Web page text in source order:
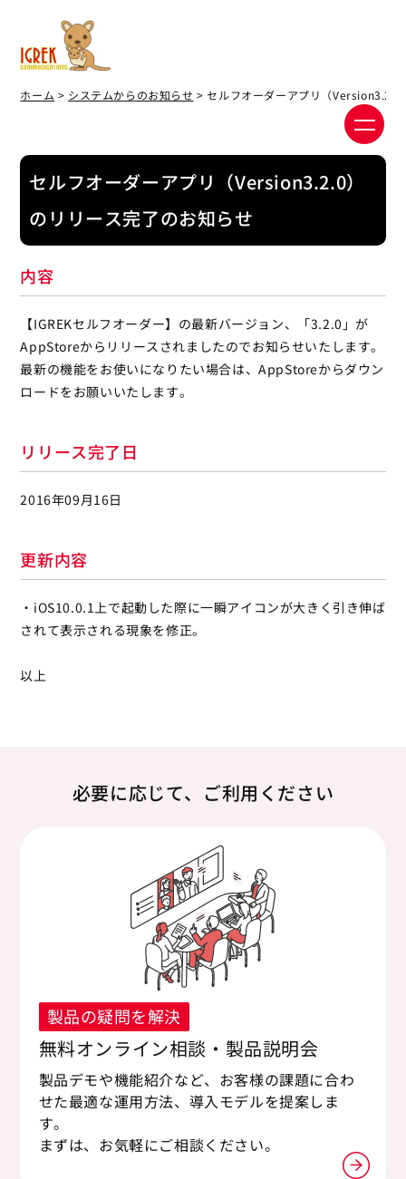
ホーム > システムからのお知らせ > セルフオーダーアプリ（Version3.2.0
セルフオーダーアプリ（Version3.2.0）
のリリース完了のお知らせ
内容
【IGREKセルフオーダー】の最新バージョン、「3.2.0」が
AppStoreからリリースされましたのでお知らせいたします。
最新の機能をお使いになりたい場合は、AppStoreからダウン
ロードをお願いいたします。
リリース完了日
2016年09月16日
更新内容
・iOS10.0.1上で起動した際に一瞬アイコンが大きく引き伸ば
されて表示される現象を修正。
以上
必要に応じて、ご利用ください
製品の疑問を解決
無料オンライン相談・製品説明会
製品デモや機能紹介など、お客様の課題に合わ
せた最適な運用方法、導入モデルを提案しま
す。
まずは、お気軽にご相談ください。